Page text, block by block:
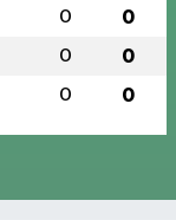
0 0
0 0
0 0